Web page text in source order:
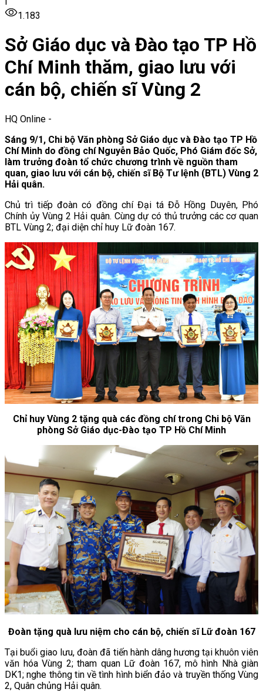
1.183
Sở Giáo dục và Đào tạo TP Hồ
Chí Minh thăm, giao lưu với
cán bộ, chiến sĩ Vùng 2
HQ Online -
Sáng 9/1, Chi bộ Văn phòng Sở Giáo dục và Đào tạo TP Hồ
Chí Minh do đồng chí Nguyễn Bảo Quốc, Phó Giám đốc Sở,
làm trưởng đoàn tổ chức chương trình về nguồn tham
quan, giao lưu với cán bộ, chiến sĩ Bộ Tư lệnh (BTL) Vùng 2
Hải quân.
Chủ trì tiếp đoàn có đồng chí Đại tá Đỗ Hồng Duyên, Phó
Chính ủy Vùng 2 Hải quân. Cùng dự có thủ trưởng các cơ quan
BTL Vùng 2; đại diện chỉ huy Lữ đoàn 167.
Chỉ huy Vùng 2 tặng quà các đồng chí trong Chi bộ Văn
phòng Sở Giáo dục-Đào tạo TP Hồ Chí Minh
Đoàn tặng quà lưu niệm cho cán bộ, chiến sĩ Lữ đoàn 167
Tại buổi giao lưu, đoàn đã tiến hành dâng hương tại khuôn viên
văn hóa Vùng 2; tham quan Lữ đoàn 167, mô hình Nhà giàn
DK1; nghe thông tin về tình hình biển đảo và truyền thống Vùng
2, Quân chủng Hải quân.